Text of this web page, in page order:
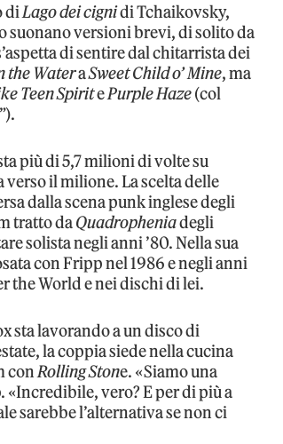
diLago dei cignidi Tchaikovsky,
suonano versioni brevi, di solito da
di sentire dal chitarrista dei
the WateraSweet Child o’ Mine, ma
Teen SpiritePurple Haze(col
più di 5,7 milioni di volte su
verso il milione. La scelta delle
dalla scena punk inglese degli
tratto daQuadropheniadegli
solista negli anni ’80. Nella sua
con Fripp nel 1986 e negli anni
the World e nei dischi di lei.
sta lavorando a un disco di
la coppia siede nella cucina
conRolling Stone. «Siamo una
«Incredibile, vero? E per di più a
sarebbe l’alternativa se non ci